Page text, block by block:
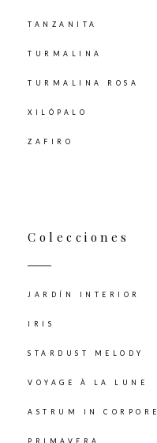
TANZANITA
TURMALINA
TURMALINA ROSA
XILÓPALO
ZAFIRO
Colecciones
JARDÍN INTERIOR
IRIS
STARDUST MELODY
VOYAGE À LA LUNE
ASTRUM IN CORPORE
PRIMAVERA